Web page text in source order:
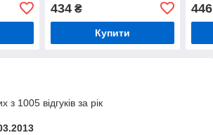
434₴
Купити
446
з 1005 відгуків за рік